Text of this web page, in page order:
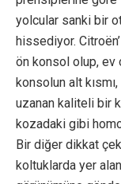
yolcular sanki bir
hissediyor.
ön konsol olup, ev
konsolun alt
uzanan kaliteli bir
kozadaki gibi
Bir diğer dikkat
koltuklarda yer